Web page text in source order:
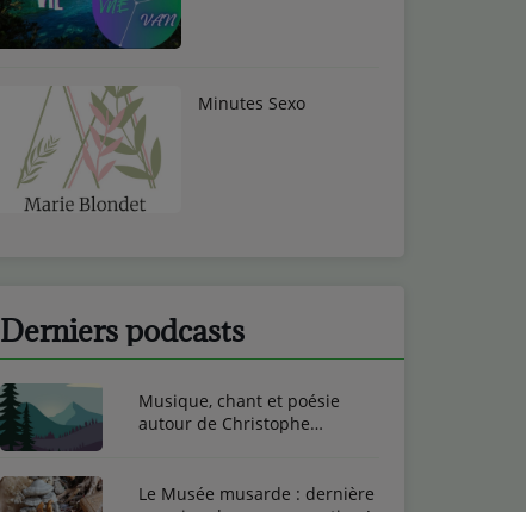
Minutes Sexo
Derniers podcasts
Musique, chant et poésie
autour de Christophe
Le Musée musarde : dernière